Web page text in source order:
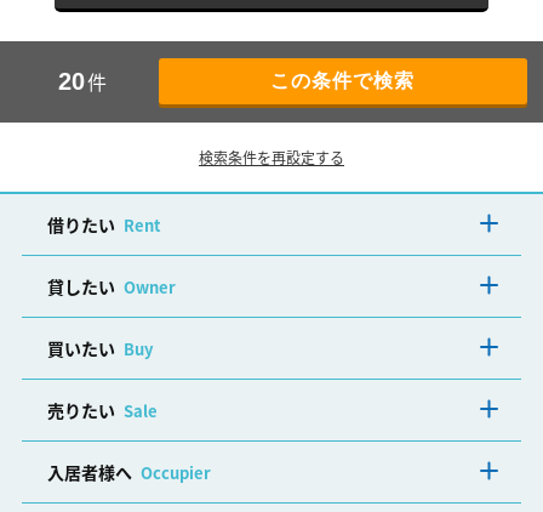
20件
検索条件を再設定する
借りたい Rent
貸したい Owner
買いたい Buy
売りたい Sale
入居者様へ Occupier